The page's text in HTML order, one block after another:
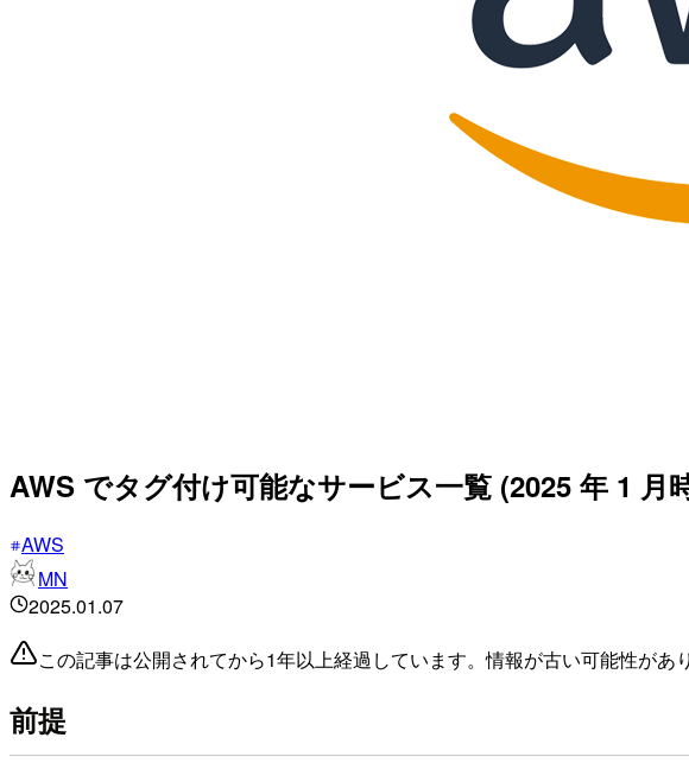
AWS でタグ付け可能なサービス一覧 (2025 年 1 月
AWS
MN
2025.01.07
この記事は公開されてから1年以上経過しています。情報が古い可能性があ
前提